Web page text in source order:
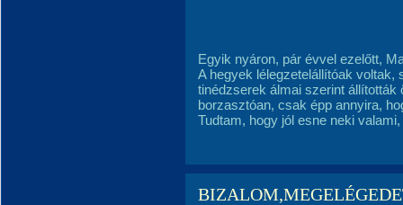
Egyik nyáron, pár évvel ezelőtt,
A hegyek lélegzetelállítóak voltak,
tinédzserek álmai szerint
borzasztóan, csak épp annyira,
Tudtam, hogy jól esne neki